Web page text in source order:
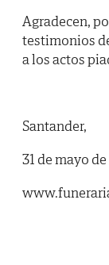
Agradecen,
testimonios
a los actos
Santander,
31 de mayo